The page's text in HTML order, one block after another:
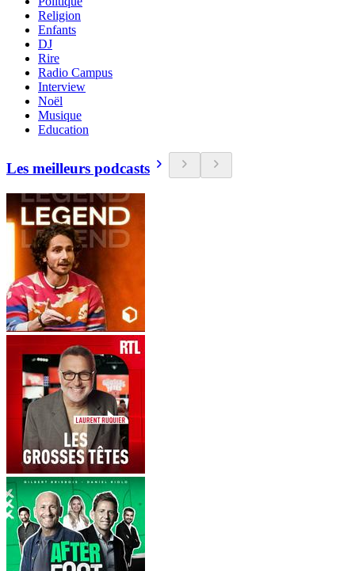
Religion
Enfants
DJ
Rire
Radio Campus
Interview
Noël
Musique
Education
Les meilleurs podcasts